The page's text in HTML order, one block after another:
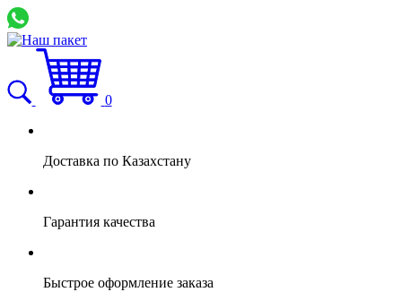
0
Доставка по Казахстану
Гарантия качества
Быстрое оформление заказа